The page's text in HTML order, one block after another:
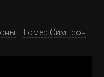
Гомер Симпсон